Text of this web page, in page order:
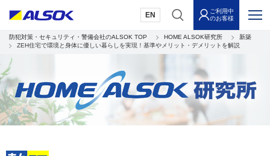
EN
ご利用中
のお客様
防犯対策・セキュリティ・警備会社のALSOK TOP HOME ALSOK研究所
新築
ZEH住宅で環境と身体に優しい暮らしを実現！基準やメリット・デメリットを解説